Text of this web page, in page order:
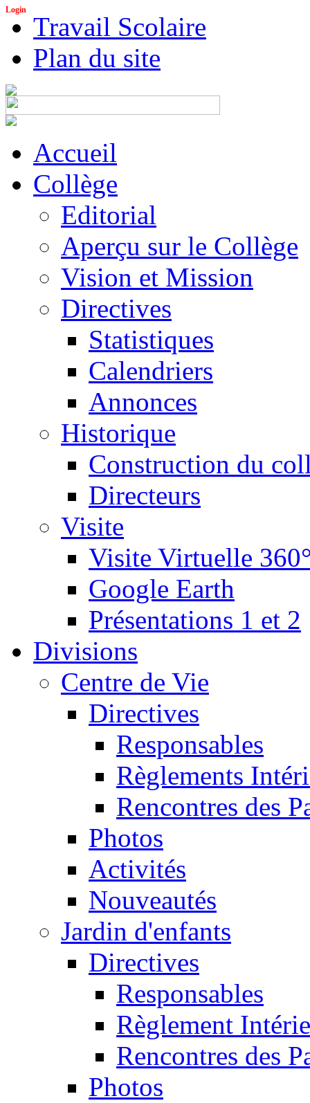
Login
Travail Scolaire
Plan du site
Accueil
Collège
Editorial
Aperçu sur le Collège
Vision et Mission
Directives
Statistiques
Calendriers
Annonces
Historique
Construction du
Directeurs
Visite
Visite Virtuelle
Google Earth
Présentations 1 et 2
Divisions
Centre de Vie
Directives
Responsables
Règlements
Rencontres des
Photos
Activités
Nouveautés
Jardin d'enfants
Directives
Responsables
Règlement
Rencontres des
Photos